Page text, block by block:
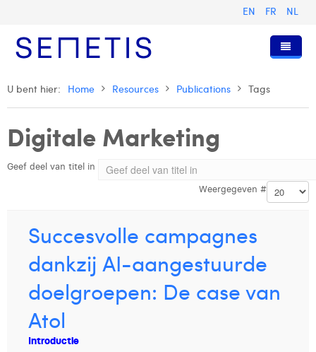
EN FR NL
Home
Diensten
Digital Advertising
Digital Business Intelligence
Trainingen
Wie zijn wij
Onze Geschiedenis
Anouk Allegaert
Arthur Collard
Camille Servais
Charlie Deschamps
Dhan Claes
Onze Waarden
Omnicom Media Group
Certificeringen
Pers & Publicaties
Presentaties en Cases
Persberichten
Vacatures
Strategy Director
Digital Business Analyst
Digital Business Consultant NL
Digital Business Intern
Contact
U bent hier: Home Resources Publications Tags
Digitale Marketing
Geef deel van titel in
Weergegeven #
Succesvolle campagnes
dankzij AI-aangestuurde
doelgroepen: De case van
Atol
Introductie